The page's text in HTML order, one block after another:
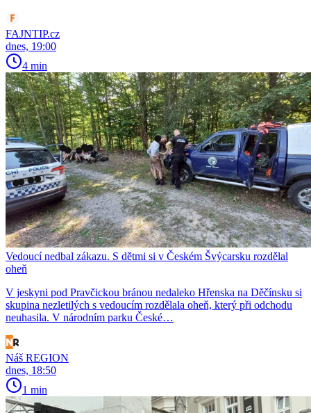
FAJNTIP.cz
dnes, 19:00
4 min
Vedoucí nedbal zákazu. S dětmi si v Českém Švýcarsku rozdělal
oheň
V jeskyni pod Pravčickou bránou nedaleko Hřenska na Děčínsku si
skupina nezletilých s vedoucím rozdělala oheň, který při odchodu
neuhasila. V národním parku České…
Náš REGION
dnes, 18:50
1 min